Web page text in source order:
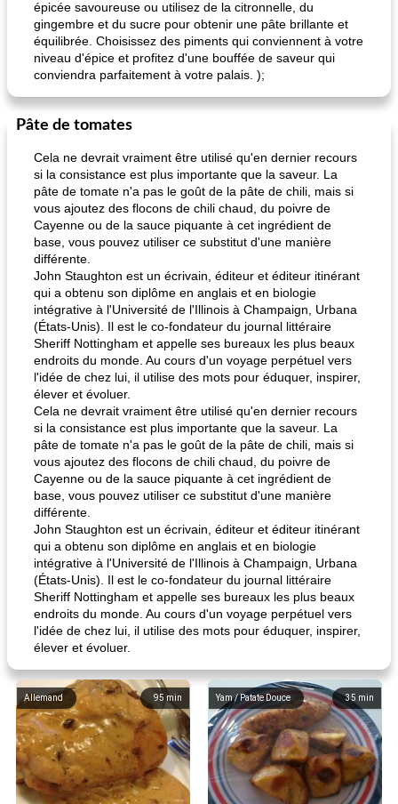
épicée savoureuse ou utilisez de la citronnelle, du
gingembre et du sucre pour obtenir une pâte brillante et
équilibrée. Choisissez des piments qui conviennent à votre
niveau d'épice et profitez d'une bouffée de saveur qui
conviendra parfaitement à votre palais. );
Pâte de tomates
Cela ne devrait vraiment être utilisé qu'en dernier recours
si la consistance est plus importante que la saveur. La
pâte de tomate n'a pas le goût de la pâte de chili, mais si
vous ajoutez des flocons de chili chaud, du poivre de
Cayenne ou de la sauce piquante à cet ingrédient de
base, vous pouvez utiliser ce substitut d'une manière
différente.
John Staughton est un écrivain, éditeur et éditeur itinérant
qui a obtenu son diplôme en anglais et en biologie
intégrative à l'Université de l'Illinois à Champaign, Urbana
(États-Unis). Il est le co-fondateur du journal littéraire
Sheriff Nottingham et appelle ses bureaux les plus beaux
endroits du monde. Au cours d'un voyage perpétuel vers
l'idée de chez lui, il utilise des mots pour éduquer, inspirer,
élever et évoluer.
Cela ne devrait vraiment être utilisé qu'en dernier recours
si la consistance est plus importante que la saveur. La
pâte de tomate n'a pas le goût de la pâte de chili, mais si
vous ajoutez des flocons de chili chaud, du poivre de
Cayenne ou de la sauce piquante à cet ingrédient de
base, vous pouvez utiliser ce substitut d'une manière
différente.
John Staughton est un écrivain, éditeur et éditeur itinérant
qui a obtenu son diplôme en anglais et en biologie
intégrative à l'Université de l'Illinois à Champaign, Urbana
(États-Unis). Il est le co-fondateur du journal littéraire
Sheriff Nottingham et appelle ses bureaux les plus beaux
endroits du monde. Au cours d'un voyage perpétuel vers
l'idée de chez lui, il utilise des mots pour éduquer, inspirer,
élever et évoluer.
95 min
Allemand 35 min
Yam / Patate Douce